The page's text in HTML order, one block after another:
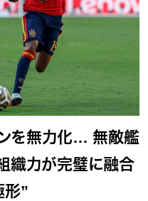
を無力化… 無敵艦
織力が完璧に融合
形”